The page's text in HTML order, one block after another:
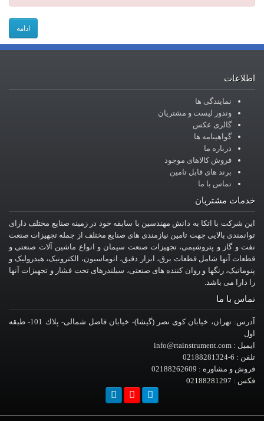
ادامه
اطلاعات
نمایندگی ها
وندور لیست و مشتریان
گالری عکس
گواهینامه ها
درباره ما
فروش کالاهای موجود
برند های قابل تامین
تماس با ما
خدمات مشتریان
این شرکت با اتکا به دانش مهندسین با سابقه خود در زمینه صنایع مختلف دارای
توانمندی بالایی جهت تامین نیازمندی های صنایع مختلف از جمله تجهیزات صنعت
نفت و گاز و پتروشیمی، تجهیزات صنعت سیمان و انواع ماشین آلات صنعتی و
قطعات آنها شامل قطعات برق، ابزار دقیق، اتوماسیون، الکترونیک، هیدرولیک و
پنوماتیک، رنگها و روان کننده های صنعتی، سیلندرهای تحت فشار و تجهیزات آنها
را دارا می باشد.
تماس با ما
آدرس: تهران، خيابان کوی نصر (گیشا)- خيابان فاضل شمالی- پلاك 101- طبقه
اول
ایمیل : info@rtainstrument.com
تلفن : 6-02188281324
فروش و مشاوره : 02188262609
فکس : 02188281297